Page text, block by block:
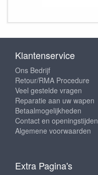
Klantenservice
Ons Bedrijf
Retour/RMA Procedure
Veel gestelde vragen
Reparatie aan uw wapen
Betaalmogelijkheden
Contact en openingstijden
Algemene voorwaarden
Extra Pagina's